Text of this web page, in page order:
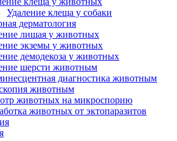
Удаление клеща у собаки
дерматология
лишая у животных
экземы у животных
демодекоза у животных
шерсти животным
диагностика животным
животным
животных на микроспорию
животных от эктопаразитов